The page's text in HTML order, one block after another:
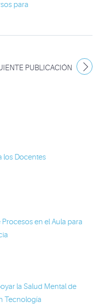
para
PUBLICACIÓN
los Docentes
en el Aula para
la Salud Mental de
Tecnología